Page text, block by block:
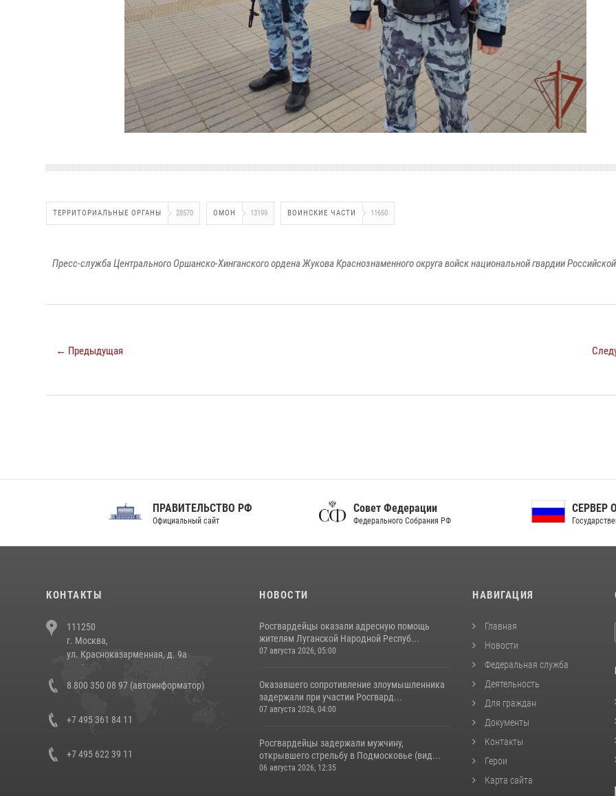
ТЕРРИТОРИАЛЬНЫЕ ОРГАНЫ 28570 ОМОН 13199 ВОИНСКИЕ ЧАСТИ 11650
Пресс-служба Центрального Оршанско-Хинганского ордена Жукова Краснознаменного округа войск национальной гвардии
← Предыдущая
ПРАВИТЕЛЬСТВО РФ
Официальный сайт
Совет Федерации
Федерального Собрания РФ
СЕРВЕР ОРГАНОВ
Государственной власти РФ
КОНТАКТЫ
111250
г. Москва,
ул. Красноказарменная, д. 9а
8 800 350 08 97 (автоинформатор)
+7 495 361 84 11
+7 495 622 39 11
НОВОСТИ
Росгвардейцы оказали адресную помощь
жителям Луганской Народной Респуб...
07 августа 2026, 05:00
Оказавшего сопротивление злоумышленника
задержали при участии Росгвард...
07 августа 2026, 04:00
Росгвардейцы задержали мужчину,
открывшего стрельбу в Подмосковье (вид...
06 августа 2026, 12:35
НАВИГАЦИЯ
Главная
Новости
Федеральная служба
Деятельность
Для граждан
Документы
Контакты
Герои
Карта сайта